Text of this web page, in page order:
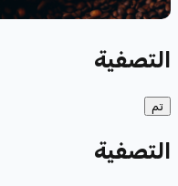
التصفية
تم
التصفية